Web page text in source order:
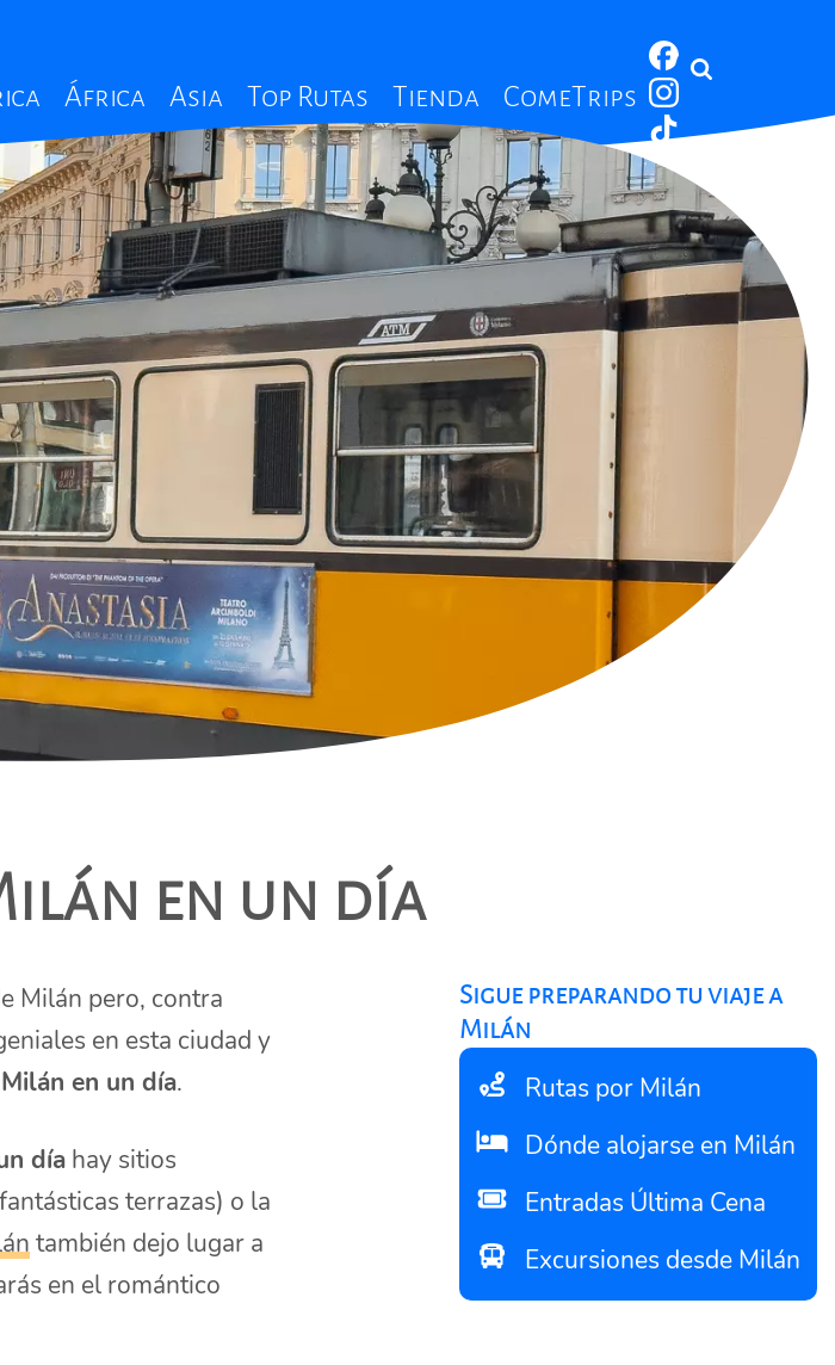
África Asia Top Rutas Tienda ComeTrips
en un día
Milán pero, contra
en esta ciudad y
Milán en un día.
día hay sitios
terrazas) o la
también dejo lugar a
en el romántico
Sigue preparando tu viaje a
Milán
Rutas por Milán
Dónde alojarse en Milán
Entradas Última Cena
Excursiones desde Milán